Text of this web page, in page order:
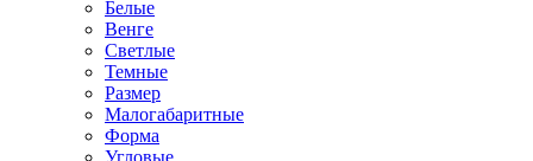
Белые
Венге
Светлые
Темные
Размер
Малогабаритные
Форма
Угловые